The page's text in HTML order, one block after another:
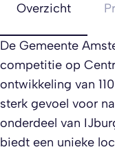
Overzicht
De Gemeente
competitie op
ontwikkeling van
sterk gevoel voor
onderdeel van
biedt een unieke